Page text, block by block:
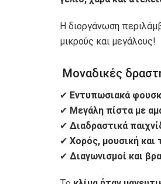
Η διοργάνωση
μικρούς και μεγάλους!
Μοναδικές
✔ Εντυπωσιακά
✔ Μεγάλη πίστα με
✔ Διαδραστικά
✔ Χορός, μουσική και
✔ Διαγωνισμοί και